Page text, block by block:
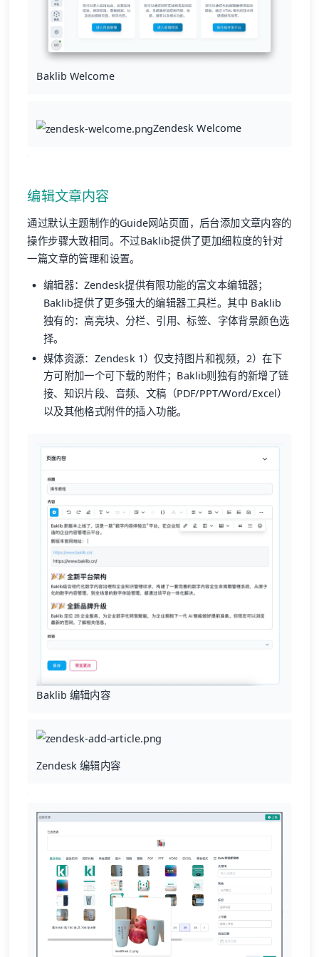
Baklib Welcome
Zendesk Welcome
编辑文章内容
通过默认主题制作的Guide网站页面，后台添加文章内容的
操作步骤大致相同。不过Baklib提供了更加细粒度的针对
一篇文章的管理和设置。
编辑器：Zendesk提供有限功能的富文本编辑器；
Baklib提供了更多强大的编辑器工具栏。其中 Baklib
独有的：高亮块、分栏、引用、标签、字体背景颜色选
择。
媒体资源：Zendesk 1）仅支持图片和视频，2）在下
方可附加一个可下载的附件；Baklib则独有的新增了链
接、知识片段、音频、文稿（PDF/PPT/Word/Excel）
以及其他格式附件的插入功能。
Baklib 编辑内容
Zendesk 编辑内容